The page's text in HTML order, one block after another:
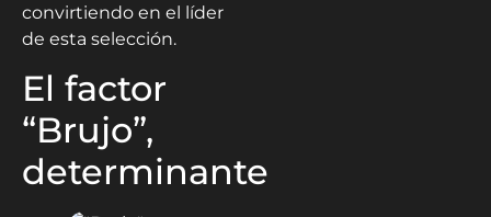
convirtiendo en el líder
de esta selección.
El factor
“Brujo”,
determinante